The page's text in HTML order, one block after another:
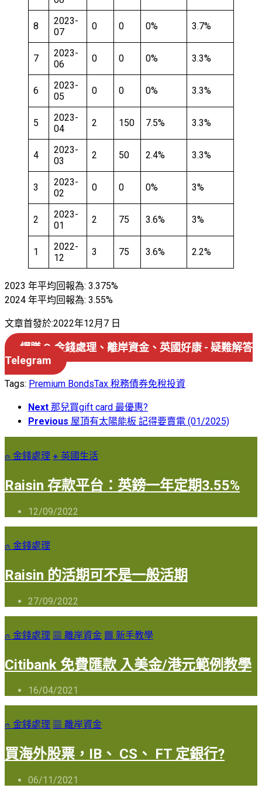
8
2023-
07
0 0 0% 3.7%
7
2023-
06
0 0 0% 3.3%
6
2023-
05
0 0 0% 3.3%
5
2023-
04
2 150 7.5% 3.3%
4
2023-
03
2 50 2.4% 3.3%
3
2023-
02
0 0 0% 3%
2
2023-
01
2 75 3.6% 3%
1
2022-
12
3 75 3.6% 2.2%
2023 年平均回報為: 3.375%
2024 年平均回報為: 3.55%
文章首發於:2022年12月7 日
網賺 ↷ 金錢處理、離岸資金、英國好康 - 疑難解答
Telegram
Tags: Premium BondsTax 稅務債券免稅投資
Next 那兒買gift card 最優惠?
Previous 屋頂有太陽能板 記得要賣電 (01/2025)
⍝ 金錢處理 ◈ 英國生活
Raisin 存款平台：英鎊一年定期3.55%
12/09/2022
⍝ 金錢處理
Raisin 的活期可不是一般活期
27/09/2022
⍝ 金錢處理 ▦ 離岸資金 ▩ 新手教學
Citibank 免費匯款 入美金/港元範例教學
16/04/2021
⍝ 金錢處理 ▦ 離岸資金
買海外股票，IB、 CS、 FT 定銀行?
06/11/2021